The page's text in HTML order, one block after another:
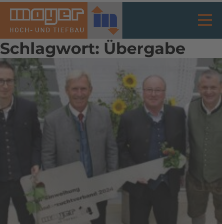
Schlagwort: Übergabe